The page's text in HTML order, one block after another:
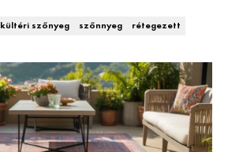
HÍRLEVÉL
kültéri szőnyeg szőnnyeg rétegezett